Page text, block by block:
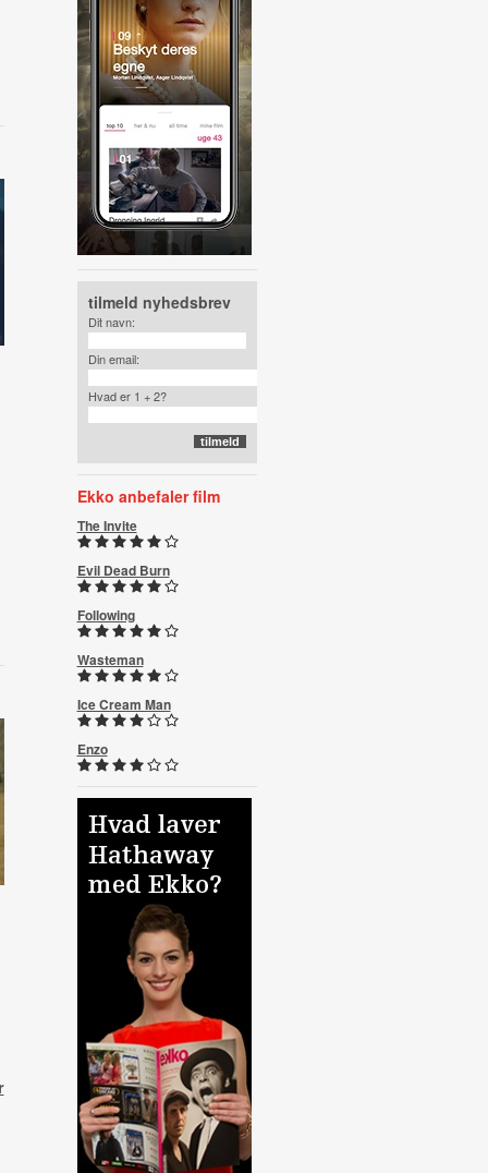
tilmeld nyhedsbrev
Dit navn:
Din email:
Hvad er 1 + 2?
Ekko anbefaler film
The Invite
Evil Dead Burn
Following
Wasteman
Ice Cream Man
Enzo